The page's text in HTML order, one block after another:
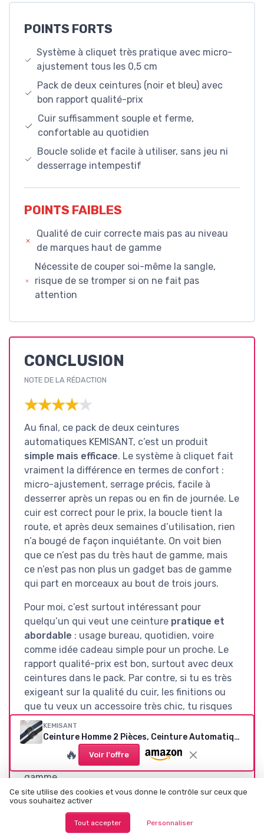
POINTS FORTS
Système à cliquet très pratique avec micro-
ajustement tous les 0,5 cm
Pack de deux ceintures (noir et bleu) avec
bon rapport qualité-prix
Cuir suffisamment souple et ferme,
confortable au quotidien
Boucle solide et facile à utiliser, sans jeu ni
desserrage intempestif
POINTS FAIBLES
Qualité de cuir correcte mais pas au niveau
de marques haut de gamme
Nécessite de couper soi-même la sangle,
risque de se tromper si on ne fait pas
attention
CONCLUSION
NOTE DE LA RÉDACTION
★★★★★
★★★★★
Au final, ce pack de deux ceintures
automatiques KEMISANT, c’est un produit
simple mais efficace. Le système à cliquet fait
vraiment la différence en termes de confort :
micro-ajustement, serrage précis, facile à
desserrer après un repas ou en fin de journée. Le
cuir est correct pour le prix, la boucle tient la
route, et après deux semaines d’utilisation, rien
n’a bougé de façon inquiétante. On voit bien
que ce n’est pas du très haut de gamme, mais
ce n’est pas non plus un gadget bas de gamme
qui part en morceaux au bout de trois jours.
Pour moi, c’est surtout intéressant pour
quelqu’un qui veut une ceinture pratique et
abordable : usage bureau, quotidien, voire
comme idée cadeau simple pour un proche. Le
rapport qualité-prix est bon, surtout avec deux
ceintures dans le pack. Par contre, si tu es très
exigeant sur la qualité du cuir, les finitions ou
que tu veux un accessoire très chic, tu risques
de trouver ça un peu juste. C’est un produit
fonctionnel, pas un objet de luxe. Donc : pour un
usage normal, c’est un bon plan ; pour les
puristes du cuir, il vaut mieux viser plus haut de
gamme.
Voir l'offre
KEMISANT
Ceinture Homme 2 Pièces, Ceinture Automatique Cuir Hommes Largeur 35mm,Cadeau Box Taille Ajustable 115cm/32"-38"taille réglable 2paquet-noir/Bleu3451
🔥 Voir l'offre
Ce site utilise des cookies et vous donne le contrôle sur ceux que
vous souhaitez activer
Tout accepter Personnaliser